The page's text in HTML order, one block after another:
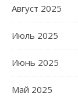
Август 2025
Июль 2025
Июнь 2025
Май 2025